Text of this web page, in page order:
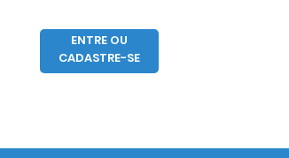
ENTRE OU
CADASTRE-SE